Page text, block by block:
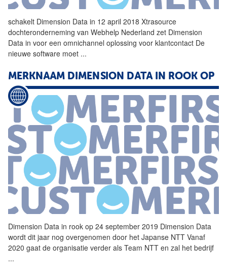
schakelt Dimension Data in 12 april 2018 Xtrasource
dochteronderneming van Webhelp Nederland zet Dimension
Data in voor een omnichannel oplossing voor klantcontact De
nieuwe software moet ...
MERKNAAM DIMENSION DATAIN ROOK OP
Dimension Data in rook op 24 september 2019 Dimension Data
wordt dit jaar nog overgenomen door het Japanse NTT Vanaf
2020 gaat de organisatie verder als Team NTT en zal het bedrijf
...